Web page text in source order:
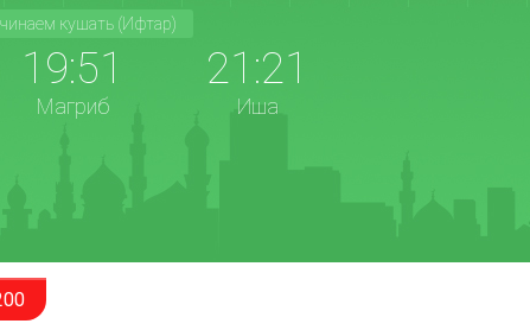
кушать (Ифтар)
19:51
Магриб
21:21
Иша